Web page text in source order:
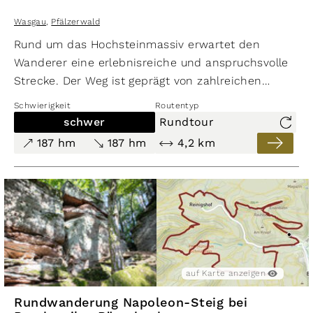
Wasgau Pfälzerwald
Rund um das Hochsteinmassiv erwartet den
Wanderer eine erlebnisreiche und anspruchsvolle
Strecke. Der Weg ist geprägt von zahlreichen
machen die Rundwanderung inmitten der
ausgedehnten Wälder zu einem Erlebnis. Der
Aufstieg zum Hochsteinmassiv und zum
Schützenfels erfolgt vom Parkplatz Hochstein aus.
Die Rundwanderung ist 4,2 Kilometer lang und mit
einem Auf- und Abstieg von 187 Höhenmetern nur
für trittsichere und schwindelfreie Wanderer
Schwierigkeit Routentyp
schwer
Rundtour
187 hm
187 hm 4,2 km
auf Karte anzeigen
Rundwanderung Napoleon-Steig bei